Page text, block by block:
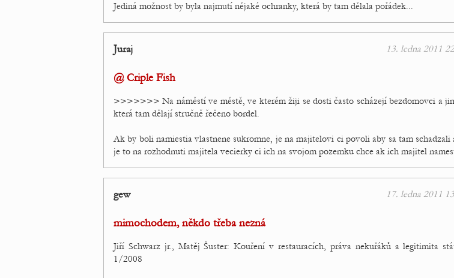
Jediná možnost by byla najmutí nějaké ochranky, která by tam dělala pořádek...
13. ledna 2011
Juraj
@ Criple Fish
>>>>>>> Na náměstí ve městě, ve kterém žiji se dosti často scházejí bezdomovci a
která tam dělají stručně řečeno bordel.
Ak by boli namiestia vlastnene sukromne, je na majitelovi ci povoli aby sa tam schadzali
je to na rozhodnuti majitela vecierky ci ich na svojom pozemku chce ak ich majitel
17. ledna 2011
gew
mimochodem, někdo třeba nezná
Jiří Schwarz jr., Matěj Šuster: Kouření v restauracích, práva nekuřáků a legitimita
1/2008